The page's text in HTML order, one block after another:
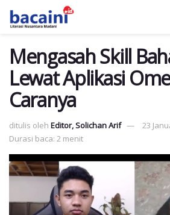
Mengasah Skill
Lewat Aplikasi
Caranya
ditulis oleh Editor, Solichan Arif
23
Durasi baca: 2 menit